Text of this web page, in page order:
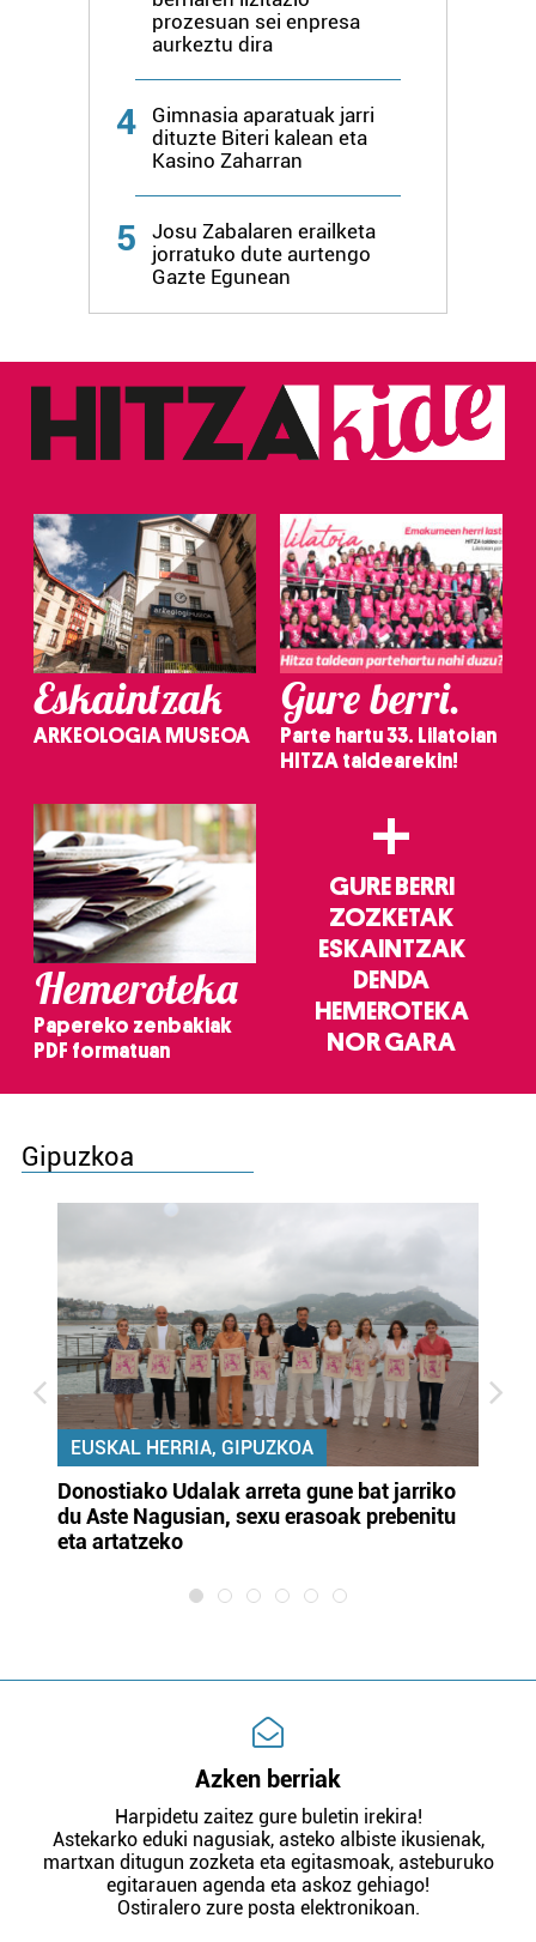
bazkideen zerrenda, beren ustez zein helburutarako
duten interes legitimoa eta horren aurka nola egin
Lortu zure datu pertsonalak prozesatzeko moduari
buruzko informazio gehiago eta ezarri zure lehentasunak
datuen atalean. Edozein unetan alda edo ken dezakezu
zure baimena Cookieen adierazpenean.
fitxategiak erabiltzen ditu. Zure esperientzia eta
zerbitzuak hobetzeko asmoz, cookie teknologiaz
baliatzen gara. Ohar hau onartuz gero, teknologia hori
irakurri
prozesuan sei enpresa
aurkeztu dira
4
Gimnasia aparatuak jarri
dituzte Biteri kalean eta
Kasino Zaharran
5
Josu Zabalaren erailketa
jorratuko dute aurtengo
Gazte Egunean
Eskaintzak
ARKEOLOGIA MUSEOA
Gure berri.
Parte hartu 33. Lilatoian
HITZA taldearekin!
Hemeroteka
Papereko zenbakiak
PDF formatuan
+
GURE BERRI
ZOZKETAK
ESKAINTZAK
DENDA
HEMEROTEKA
NOR GARA
Gipuzkoa
EUSKAL HERRIA, GIPUZKOA
Donostiako Udalak arreta gune bat jarriko
du Aste Nagusian, sexu erasoak prebenitu
eta artatzeko
Azken berriak
Harpidetu zaitez gure buletin irekira!
Astekarko eduki nagusiak, asteko albiste ikusienak,
martxan ditugun zozketa eta egitasmoak, asteburuko
egitarauen agenda eta askoz gehiago!
Ostiralero zure posta elektronikoan.